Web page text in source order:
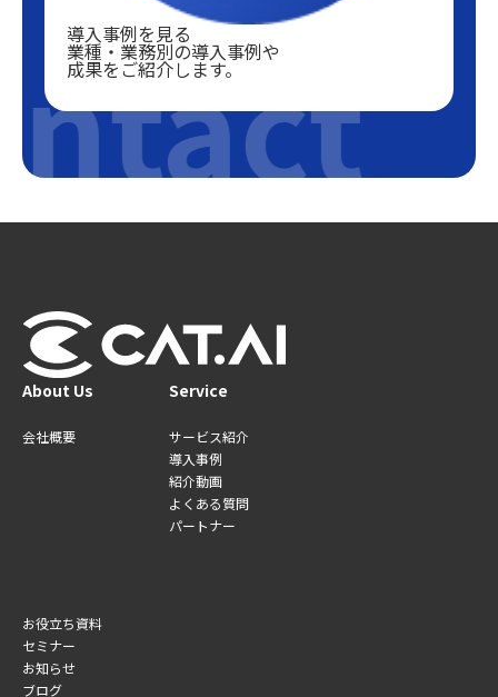
導入事例を見る
業種・業務別の導入事例や
成果をご紹介します。
About Us
会社概要
Service
サービス紹介
導入事例
紹介動画
よくある質問
パートナー
お役立ち資料
セミナー
お知らせ
ブログ